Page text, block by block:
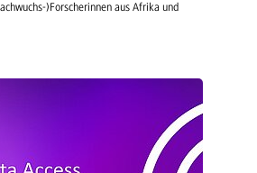
)Forscherinnen aus Afrika und